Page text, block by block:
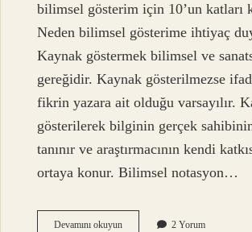
bilimsel gösterim için 10’un katları
Neden bilimsel gösterime ihtiyaç
Kaynak göstermek bilimsel ve
gereğidir. Kaynak gösterilmezse
fikrin yazara ait olduğu varsayılır.
gösterilerek bilginin gerçek
tanınır ve araştırmacının kendi
ortaya konur. Bilimsel notasyon…
Devamını okuyunBilimsel
2 Yorum